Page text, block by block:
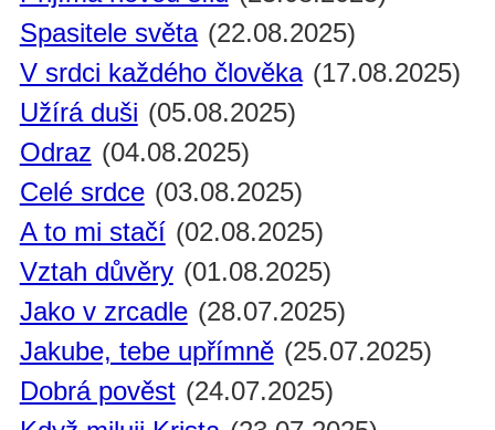
Spasitele světa (22.08.2025)
V srdci každého člověka (17.08.2025)
Užírá duši (05.08.2025)
Odraz (04.08.2025)
Celé srdce (03.08.2025)
A to mi stačí (02.08.2025)
Vztah důvěry (01.08.2025)
Jako v zrcadle (28.07.2025)
Jakube, tebe upřímně (25.07.2025)
Dobrá pověst (24.07.2025)